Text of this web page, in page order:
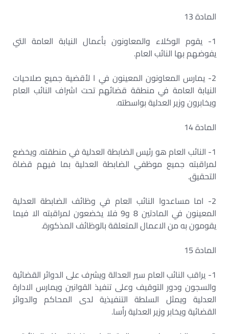
المادة 13
1- يقوم الوكلاء والمعاونون بأعمال النيابة العامة التي
يفوضهم بها النائب العام.
2- يمارس المعاونون المعينون في ا لأقضية جميع صلاحيات
النيابة العامة في منطقة قضائهم تحت اشراف النائب العام
ويخابرون وزير العدلية بواسطته.
المادة 14
1- النائب العام هو رئيس الضابطة العدلية في منطقته. ويخضع
لمراقبته جميع موظفي الضابطة العدلية بما فيهم قضاة
التحقيق.
2- اما مساعدوا النائب العام في وظائف الضابطة العدلية
المعينون في المادتين 8 و9 فلا يخضعون لمراقبته الا فيما
يقومون به من الاعمال المتعلقة بالوظائف المذكورة.
المادة 15
1- يراقب النائب العام سير العدالة ويشرف على الدوائر القضائية
والسجون ودور التوقيف وعلى تنفيذ القوانين ويمارس الادارة
العدلية ويمثل السلطة التنفيذية لدى المحاكم والدوائر
القضائية ويخابر وزير العدلية رأسا.